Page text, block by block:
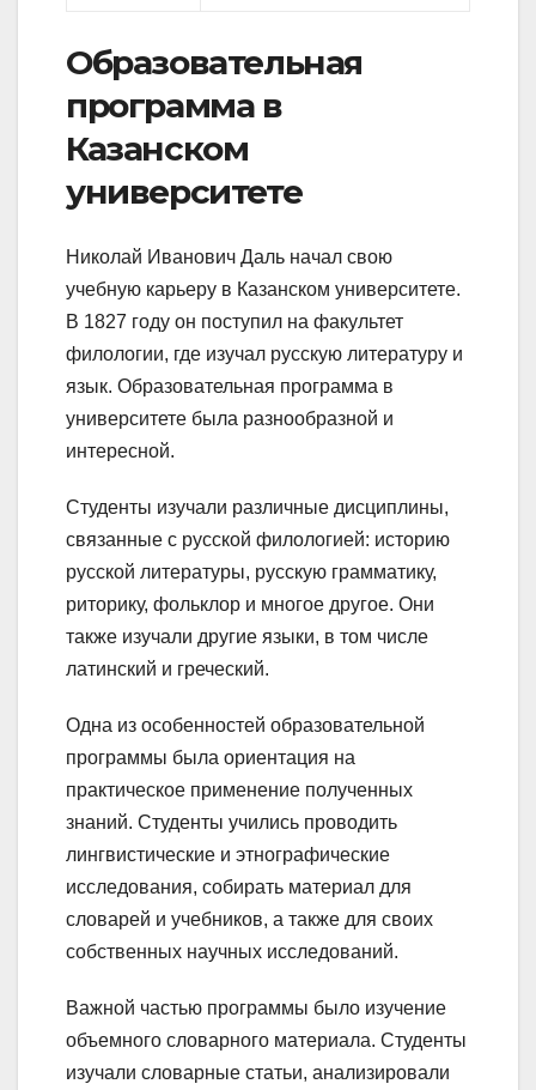
Образовательная
программа в
Казанском
университете
Николай Иванович Даль начал свою
учебную карьеру в Казанском университете.
В 1827 году он поступил на факультет
филологии, где изучал русскую литературу и
язык. Образовательная программа в
университете была разнообразной и
интересной.
Студенты изучали различные дисциплины,
связанные с русской филологией: историю
русской литературы, русскую грамматику,
риторику, фольклор и многое другое. Они
также изучали другие языки, в том числе
латинский и греческий.
Одна из особенностей образовательной
программы была ориентация на
практическое применение полученных
знаний. Студенты учились проводить
лингвистические и этнографические
исследования, собирать материал для
словарей и учебников, а также для своих
собственных научных исследований.
Важной частью программы было изучение
объемного словарного материала. Студенты
изучали словарные статьи, анализировали